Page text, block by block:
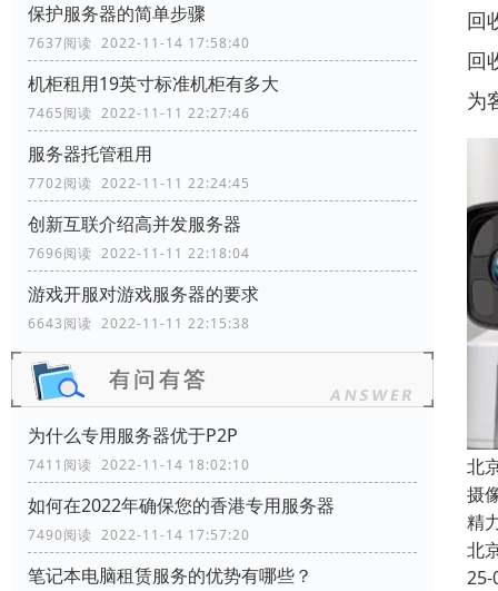
保护服务器的简单步骤
7637阅读 2022-11-14 17:58:40
机柜租用19英寸标准机柜有多大
7465阅读 2022-11-11 22:27:46
服务器托管租用
7702阅读 2022-11-11 22:24:45
创新互联介绍高并发服务器
7696阅读 2022-11-11 22:18:04
游戏开服对游戏服务器的要求
6643阅读 2022-11-11 22:15:38
为什么专用服务器优于P2P
7411阅读 2022-11-14 18:02:10
如何在2022年确保您的香港专用服务器
7490阅读 2022-11-14 17:57:20
笔记本电脑租赁服务的优势有哪些？
回
回
为
北
摄
精
北
25-